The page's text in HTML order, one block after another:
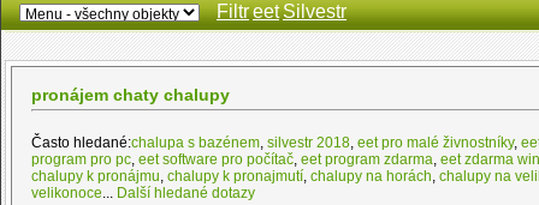
FiltreetSilvestr
pronájem chaty chalupy
Často hledané:chalupa s bazénem, silvestr 2018, eet pro malé živnostníky,
program pro pc, eet software pro počítač, eet program zdarma, eet zdarma
chalupy k pronájmu, chalupy k pronajmutí, chalupy na horách, chalupy na
velikonoce... Další hledané dotazy